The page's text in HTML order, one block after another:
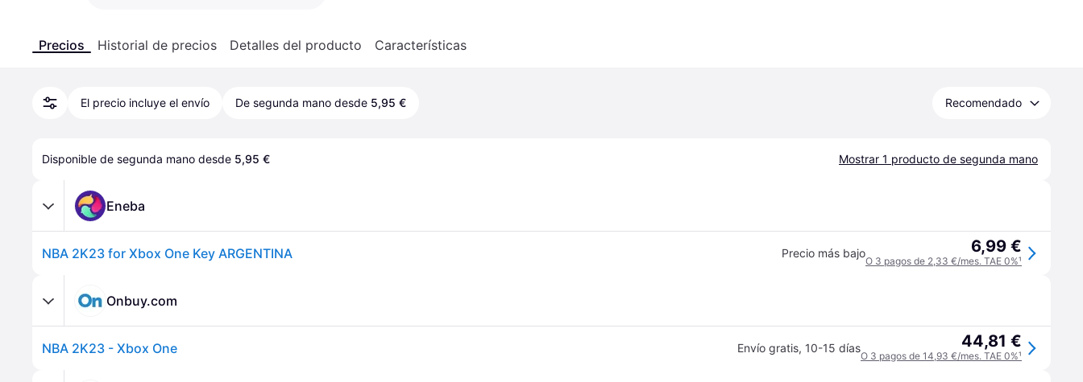
Precios Historial de precios Detalles del producto Características
El precio incluye el envío De segunda mano desde 5,95 € Recomendado
Disponible de segunda mano desde 5,95 € Mostrar 1 producto de segunda mano
Eneba
NBA 2K23 for Xbox One Key ARGENTINA Precio más bajo 6,99 €
O 3 pagos de 2,33 €/mes. TAE 0%¹
Onbuy.com
NBA 2K23 - Xbox One Envío gratis, 10-15 días 44,81 €
O 3 pagos de 14,93 €/mes. TAE 0%¹